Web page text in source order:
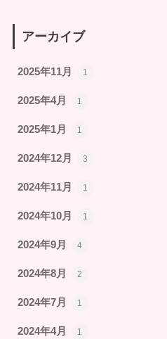
アーカイブ
2025年11月 1
2025年4月 1
2025年1月 1
2024年12月 3
2024年11月 1
2024年10月 1
2024年9月 4
2024年8月 2
2024年7月 1
2024年4月 1